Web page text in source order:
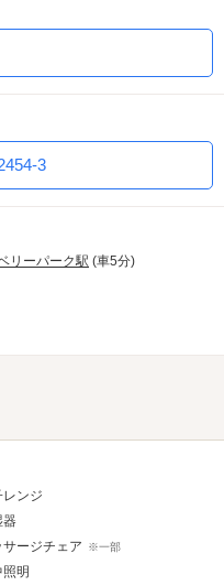
3
リーパーク駅 (車5分)
レンジ
器
サージチェア ※一部
明